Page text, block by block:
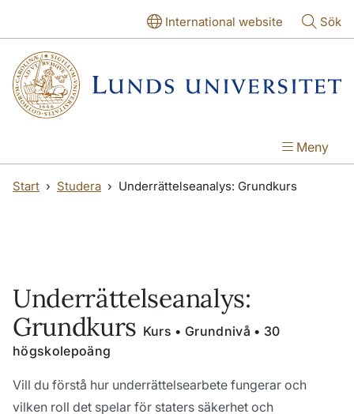
International website Sök
Meny
Start Studera Underrättelseanalys: Grundkurs
Underrättelseanalys:
Grundkurs Kurs • Grundnivå • 30
högskolepoäng
Vill du förstå hur underrättelsearbete fungerar och
vilken roll det spelar för staters säkerhet och